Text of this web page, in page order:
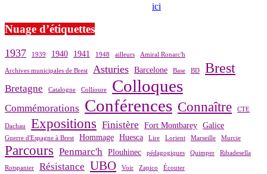
ici
Nuage d’étiquettes
1937 1939 1940 1941 1948 ailleurs Amiral Ronarc'h
Archives municipales de Brest Asturies Barcelone Base BD Brest
Bretagne Catalogne Collioure Colloques
Commémorations Conférences Connaître CTE
Dachau Expositions Finistère Fort Montbarey Galice
Guerre d'Espagne à Brest Hommage Huesca Lire Lorient Marseille Murcie
Parcours Penmarc'h Plouhinec pédagogiques Quimper Ribadesella
Rotspanier Résistance UBO Voir Zapico Écouter